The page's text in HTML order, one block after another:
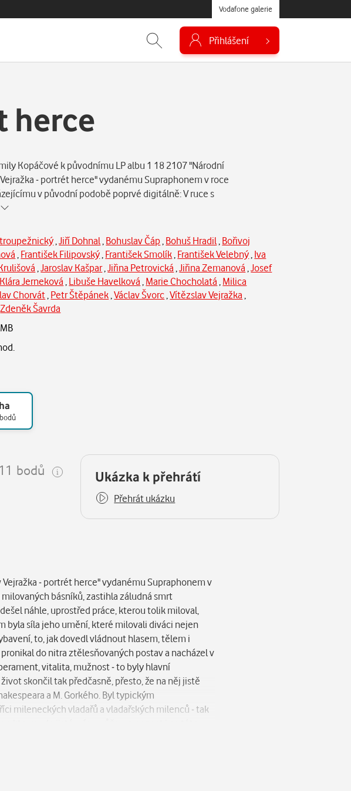
Vodafone galerie
Přihlášení
herce
Kopáčové k původnímu LP albu 1 18 2107 "Národní
- portrét herce" vydanému Supraphonem v roce
v původní podobě poprvé digitálně: V ruce s
,Jiří Dohnal Bohuslav Čáp Bohuš Hradil Bořivoj
František Filipovský František Smolík František Velebný Iva
,Jaroslav Kašpar,Jiřina Petrovická ,Jiřina Zemanová ,Josef
Klára Jerneková Libuše Havelková Marie Chocholatá Milica
Chorvát Petr Štěpánek ,Václav Švorc ,Vítězslav Vejražka
,Zdeněk Šavrda
bodů Ukázka k přehrátí
Přehrát ukázku
- portrét herce" vydanému Supraphonem v
básníků, zastihla záludná smrt
náhle, uprostřed práce, kterou tolik miloval,
byla síla jeho umění, které milovali diváci nejen
to, jak dovedl vládnout hlasem, tělem i
do nitra ztělesňovaných postav a nacházel v
vitalita, mužnost - to byly hlavní
skončil tak předčasně, přesto, že na něj jistě
a M. Gorkého. Byl typickým
mileneckých vladařů a vladařských milenců - tak
kterou, do jisté míry, můžeme poznat i na této
otcem svých bratří a sester, vladař, který si za